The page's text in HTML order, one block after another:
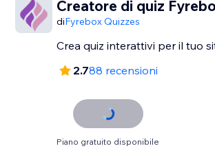
Creatore di quiz
diFyrebox Quizzes
Crea quiz interattivi per il tuo
2.788 recensioni
Piano gratuito disponibile